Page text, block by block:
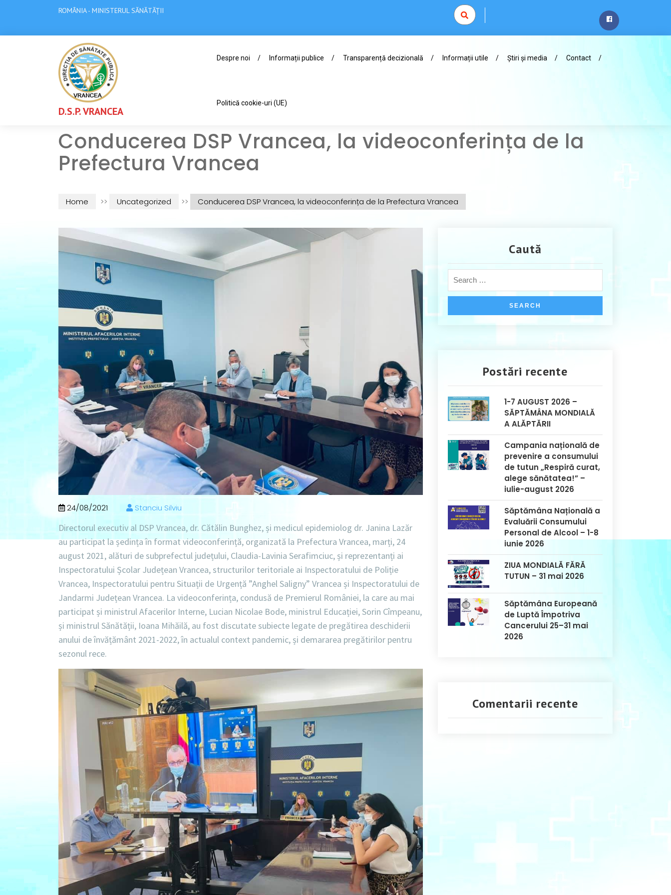
ROMÂNIA - MINISTERUL SĂNĂTĂȚII
D.S.P. VRANCEA
Despre noi Informații publice Transparență decizională Informații utile Știri și media Contact
Politică cookie-uri (UE)
Conducerea DSP Vrancea, la videoconferința de la
Prefectura Vrancea
Home >> Uncategorized >> Conducerea DSP Vrancea, la videoconferința de la Prefectura Vrancea
24/08/2021 Stanciu Silviu
Directorul executiv al DSP Vrancea, dr. Cătălin Bunghez, și medicul epidemiolog dr. Janina Lazăr
au participat la ședința în format videoconferință, organizată la Prefectura Vrancea, marți, 24
august 2021, alături de subprefectul județului, Claudia-Lavinia Serafimciuc, și reprezentanți ai
Inspectoratului Școlar Județean Vrancea, structurilor teritoriale ai Inspectoratului de Poliție
Vrancea, Inspectoratului pentru Situații de Urgență ”Anghel Saligny” Vrancea și Inspectoratului de
Jandarmi Județean Vrancea. La videoconferința, condusă de Premierul României, la care au mai
participat și ministrul Afacerilor Interne, Lucian Nicolae Bode, ministrul Educației, Sorin Cîmpeanu,
și ministrul Sănătății, Ioana Mihăilă, au fost discutate subiecte legate de pregătirea deschiderii
anului de învățământ 2021-2022, în actualul context pandemic, și demararea pregătirilor pentru
sezonul rece.
Caută
Postări recente
1-7 AUGUST 2026 –
SĂPTĂMÂNA MONDIALĂ
A ALĂPTĂRII
Campania națională de
prevenire a consumului
de tutun „Respiră curat,
alege sănătatea!” –
iulie-august 2026
Săptămâna Națională a
Evaluării Consumului
Personal de Alcool – 1-8
iunie 2026
ZIUA MONDIALĂ FĂRĂ
TUTUN – 31 mai 2026
Săptămâna Europeană
de Luptă Împotriva
Cancerului 25–31 mai
2026
Comentarii recente